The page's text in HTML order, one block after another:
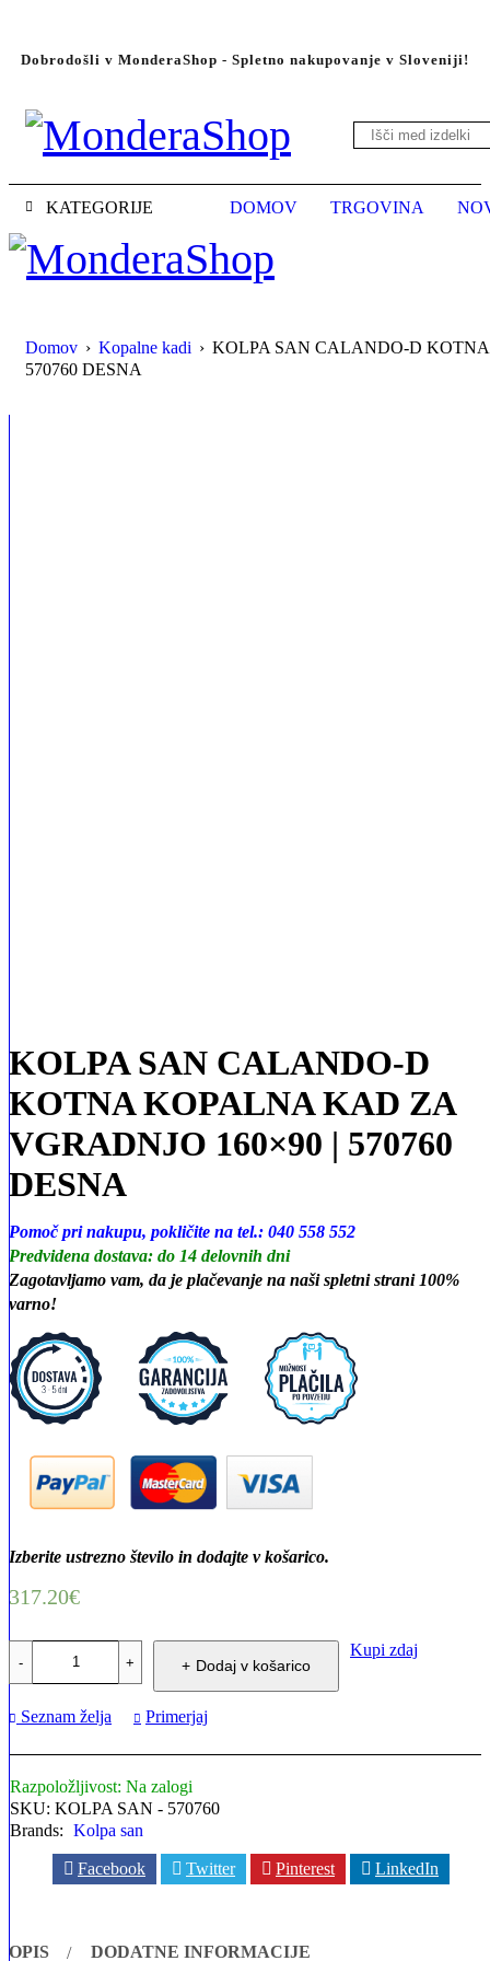
Dobrodošli v MonderaShop - Spletno nakupovanje v Sloveniji!
KATEGORIJE DOMOV TRGOVINA
Domov › Kopalne kadi › KOLPA SAN CALANDO-D
570760 DESNA
KOLPA SAN CALANDO-D
KOTNA KOPALNA KAD ZA
VGRADNJO 160×90 | 570760
DESNA
Pomoč pri nakupu, pokličite na tel.: 040 558 552
Predvidena dostava: do 14 delovnih dni
Zagotavljamo vam, da je plačevanje na naši spletni strani 100%
varno!
Izberite ustrezno število in dodajte v košarico.
317.20€
SAN
CALANDO-
KOTNA
ZA
VGRADNJO
160x90
DESNA
Dodaj v košarico
Kupi zdaj
Seznam želja Primerjaj
Razpoložljivost: Na zalogi
SKU: KOLPA SAN - 570760
Brands: Kolpa san
Facebook Twitter Pinterest LinkedIn
OPIS DODATNE INFORMACIJE